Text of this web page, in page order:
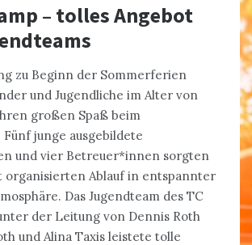
– tolles Angebot
zu Beginn der Sommerferien
und Jugendliche im Alter von
großen Spaß beim
junge ausgebildete
und vier Betreuer*innen sorgten
organisierten Ablauf in entspannter
Das Jugendteam des TC
der Leitung von Dennis Roth
und Alina Taxis leistete tolle